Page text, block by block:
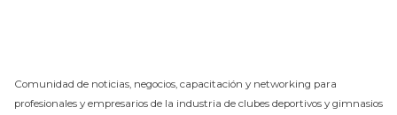
Comunidad de noticias, negocios, capacitación y networking para
profesionales y empresarios de la industria de clubes deportivos y gimnasios